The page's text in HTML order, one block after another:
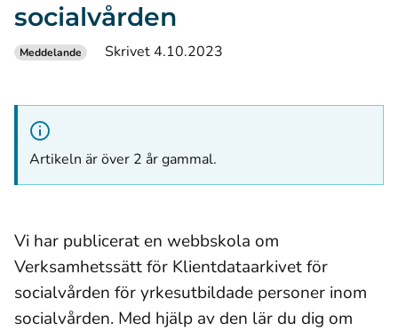
socialvården
Meddelande Skrivet 4.10.2023
Artikeln är över 2 år gammal.
Vi har publicerat en webbskola om
Verksamhetssätt för Klientdataarkivet för
socialvården för yrkesutbildade personer inom
socialvården. Med hjälp av den lär du dig om